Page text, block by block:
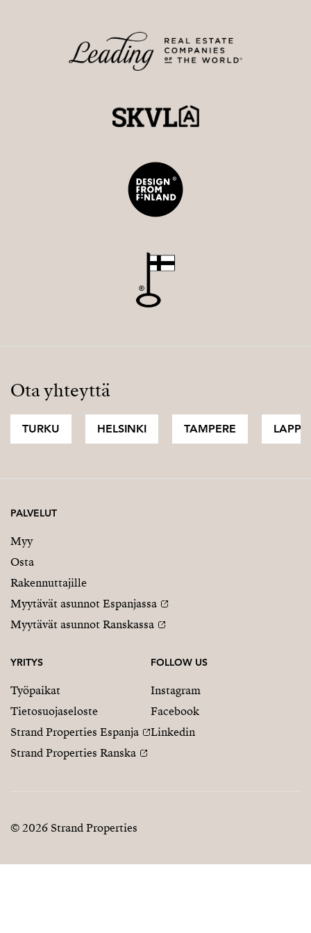
Ota yhteyttä
TURKU HELSINKI TAMPERE LAPPI
PALVELUT
Myy
Osta
Rakennuttajille
Myytävät asunnot Espanjassa
Myytävät asunnot Ranskassa
YRITYS
Työpaikat
Tietosuojaseloste
Strand Properties Espanja
Strand Properties Ranska
FOLLOW US
Instagram
Facebook
Linkedin
© 2026 Strand Properties